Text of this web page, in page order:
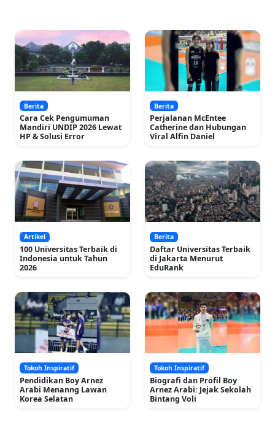
Berita
Cara Cek Pengumuman
Mandiri UNDIP 2026 Lewat
HP & Solusi Error
Berita
Perjalanan McEntee
Catherine dan Hubungan
Viral Alfin Daniel
Artikel
100 Universitas Terbaik di
Indonesia untuk Tahun
2026
Berita
Daftar Universitas Terbaik
di Jakarta Menurut
EduRank
Tokoh Inspiratif
Pendidikan Boy Arnez
Arabi Menanng Lawan
Korea Selatan
Tokoh Inspiratif
Biografi dan Profil Boy
Arnez Arabi: Jejak Sekolah
Bintang Voli